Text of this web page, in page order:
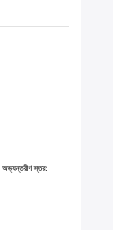
অভ্যন্তরীণ স্তর: